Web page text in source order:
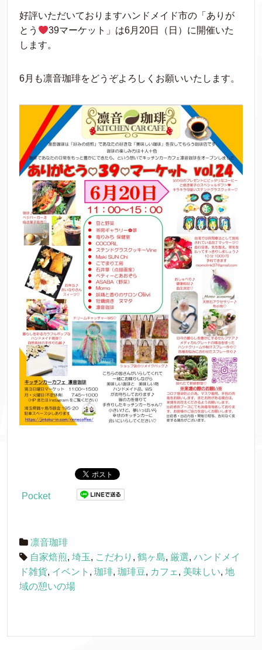
好評いただいておりますハンドメイド市の「ありが
とう
39マーケット」は6月20日（日）に開催いた
します。
6月も凛音珈琲をどうぞよろしくお願いいたします。
Pocket
凛音珈琲
自家焙煎, 埼玉, こだわり , 鶴ヶ島, 厳選, ハンドメイ
ド雑貨, イベント , 珈琲, 珈琲豆, カフェ , 美味しい, 地
域の憩いの場